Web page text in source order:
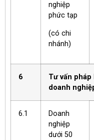
nghiệp
phức tạp
(có chi
nhánh)
6
Tư vấn
doanh
6.1
Doanh
nghiệp
dưới 50